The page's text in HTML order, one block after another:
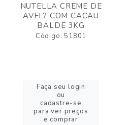
NUTELLA CREME DE
AVEL? COM CACAU
BALDE 3KG
Código: 51801
Faça seu login
ou
cadastre-se
para ver preços
e comprar